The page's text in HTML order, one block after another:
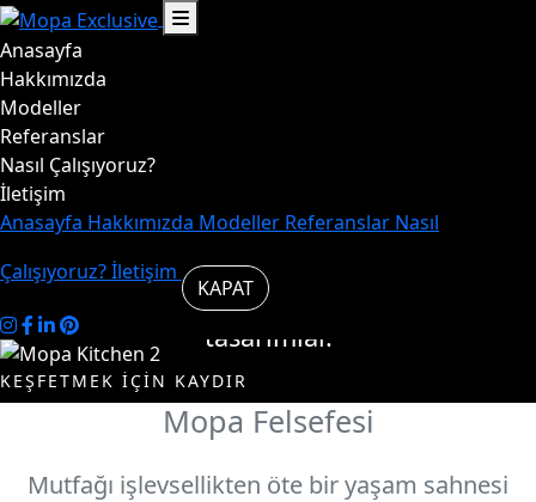
Anasayfa
Hakkımızda
Modeller
Referanslar
Nasıl Çalışıyoruz?
İletişim
Anasayfa Hakkımızda Modeller Referanslar Nasıl
Çalışıyoruz?İletişim
KAPAT
mutfakta
başlar.
Mutfakta şık ve özgün
tasarımlar.
Modelleri
İncele
Kimiz
KEŞFETMEK İÇİN KAYDIR
Mopa Felsefesi
Mutfağı işlevsellikten öte bir yaşam sahnesi